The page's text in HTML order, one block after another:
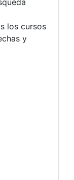
los cursos
y